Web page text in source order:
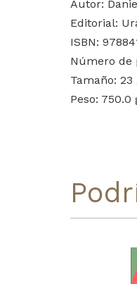
Autor:
Editorial:
ISBN:
Número de
Tamaño: 23
Peso: 750.0